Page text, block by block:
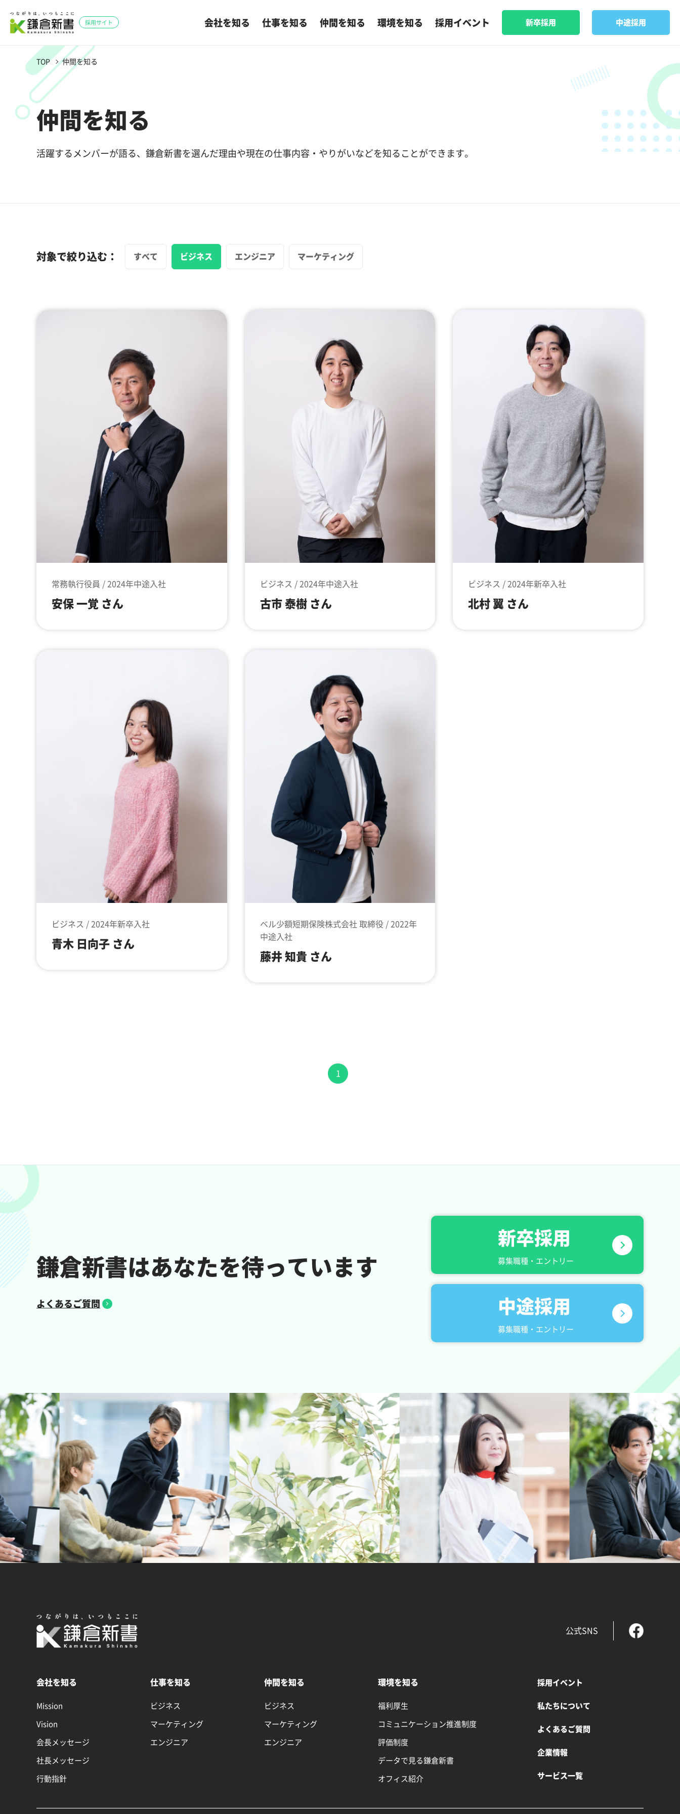
採用サイト 会社を知る 仕事を知る 仲間を知る 環境を知る 採用イベント 新卒採用 中途採用
TOP 仲間を知る
仲間を知る
活躍するメンバーが語る、鎌倉新書を選んだ理由や現在の仕事内容・やりがいなどを知ることができます。
対象で絞り込む： すべて ビジネス エンジニア マーケティング
常務執行役員 / 2024年中途入社
安保 一覚 さん
ビジネス / 2024年中途入社
古市 泰樹 さん
ビジネス / 2024年新卒入社
北村 翼 さん
ビジネス / 2024年新卒入社
青木 日向子 さん
ベル少額短期保険株式会社 取締役 / 2022年
中途入社
藤井 知貴 さん
1
鎌倉新書はあなたを待っています
よくあるご質問
新卒採用
募集職種・エントリー
中途採用
募集職種・エントリー
公式SNS
会社を知る
Mission
Vision
会長メッセージ
社長メッセージ
行動指針
仕事を知る
ビジネス
マーケティング
エンジニア
仲間を知る
ビジネス
マーケティング
エンジニア
環境を知る
福利厚生
コミュニケーション推進制度
評価制度
データで見る鎌倉新書
オフィス紹介
採用イベント
私たちについて
よくあるご質問
企業情報
サービス一覧